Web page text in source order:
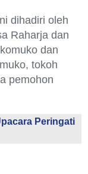
dihadiri oleh
Raharja dan
dan
tokoh
pemohon
Peringati